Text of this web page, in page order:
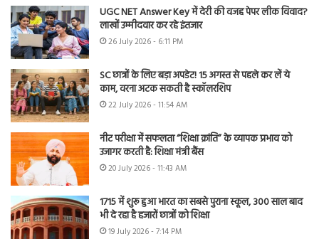
UGC NET Answer Key में देरी की वजह पेपर लीक विवाद?
लाखों उम्मीदवार कर रहे इंतजार
26 July 2026 - 6:11 PM
SC छात्रों के लिए बड़ा अपडेट! 15 अगस्त से पहले कर लें ये
काम, वरना अटक सकती है स्कॉलरशिप
22 July 2026 - 11:54 AM
नीट परीक्षा में सफलता “शिक्षा क्रांति” के व्यापक प्रभाव को
उजागर करती है: शिक्षा मंत्री बैंस
20 July 2026 - 11:43 AM
1715 में शुरू हुआ भारत का सबसे पुराना स्कूल, 300 साल बाद
भी दे रहा है हजारों छात्रों को शिक्षा
19 July 2026 - 7:14 PM